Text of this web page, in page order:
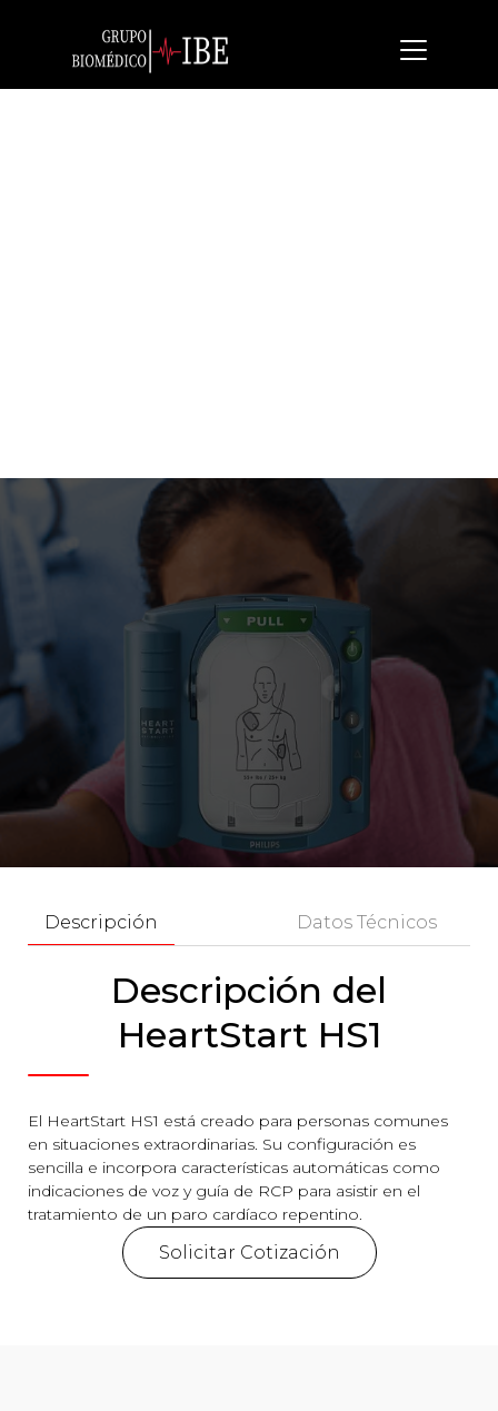
Descripción Datos Técnicos
Descripción del
HeartStart HS1
El HeartStart HS1 está creado para personas comunes
en situaciones extraordinarias. Su configuración es
sencilla e incorpora características automáticas como
indicaciones de voz y guía de RCP para asistir en el
tratamiento de un paro cardíaco repentino.
Solicitar Cotización